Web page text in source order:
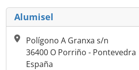
Alumisel
Polígono A Granxa s/n
36400 O Porriño - Pontevedra
España